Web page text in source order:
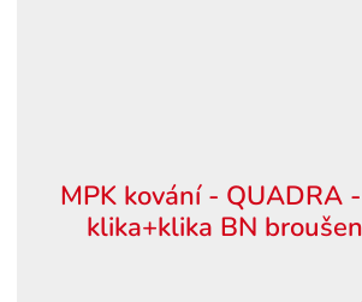
MPK kování - QUADRA
klika+klika BN